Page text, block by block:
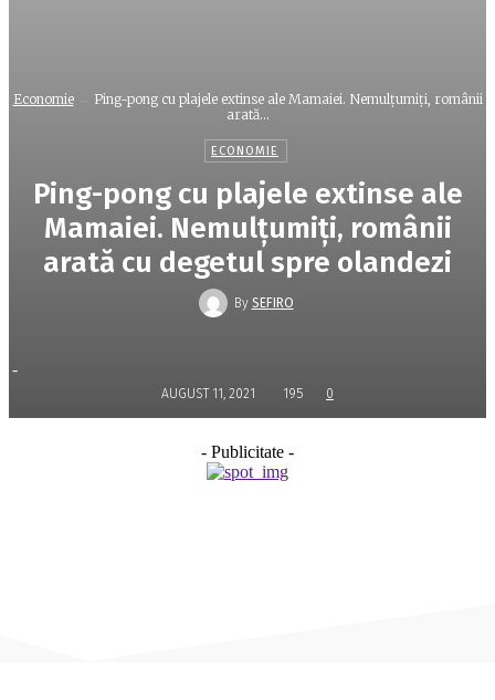
Economie
Ping-pong cu plajele extinse ale Mamaiei. Nemulțumiți, românii
arată...
ECONOMIE
Ping-pong cu plajele extinse ale
Mamaiei. Nemulțumiți, românii
arată cu degetul spre olandezi
By SEFIRO
-
AUGUST 11, 2021 195 0
- Publicitate -